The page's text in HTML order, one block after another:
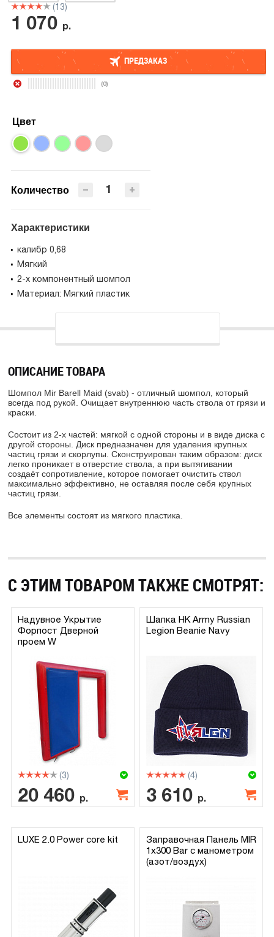
(13)
1 070 р.
ПРЕДЗАКАЗ
(0)
Цвет
Количество +
−
Характеристики
калибр 0,68
Мягкий
2-х компонентный шомпол
Материал: Мягкий пластик
ОПИСАНИЕ ТОВАРА
Шомпол Mir Barell Maid (svab) - отличный шомпол, который
всегда под рукой. Очищает внутреннюю часть ствола от грязи и
краски.
Состоит из 2-х частей: мягкой с одной стороны и в виде диска с
другой стороны. Диск предназначен для удаления крупных
частиц грязи и скорлупы. Сконструирован таким образом: диск
легко проникает в отверстие ствола, а при вытягивании
создаёт сопротивление, которое помогает очистить ствол
максимально эффективно, не оставляя после себя крупных
частиц грязи.
Все элементы состоят из мягкого пластика.
С ЭТИМ ТОВАРОМ ТАКЖЕ СМОТРЯТ:
Надувное Укрытие
Форпост Дверной
проем W
(3)
20 460 р.
Шапка HK Army Russian
Legion Beanie Navy
(4)
3 610 р.
LUXE 2.0 Power core kit
Заправочная Панель MIR
1х300 Bar с манометром
(азот/воздух)